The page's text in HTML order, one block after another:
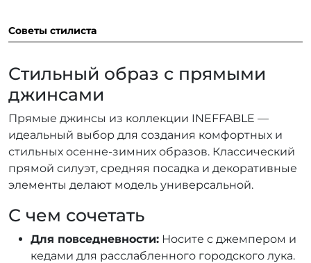
Советы стилиста
Стильный образ с прямыми
джинсами
Прямые джинсы из коллекции INEFFABLE —
идеальный выбор для создания комфортных и
стильных осенне-зимних образов. Классический
прямой силуэт, средняя посадка и декоративные
элементы делают модель универсальной.
С чем сочетать
Для повседневности: Носите с джемпером и
кедами для расслабленного городского лука.